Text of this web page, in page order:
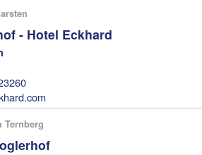
- Hotel Eckhard
Ternberg